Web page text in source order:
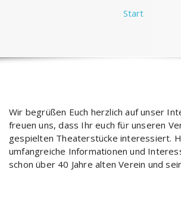
Start
Wir begrüßen Euch herzlich auf unser
freuen uns, dass Ihr euch für unseren
gespielten Theaterstücke interessiert.
umfangreiche Informationen und
schon über 40 Jahre alten Verein und